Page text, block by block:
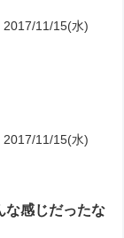
2017/11/15(水)
2017/11/15(水)
な感じだったな